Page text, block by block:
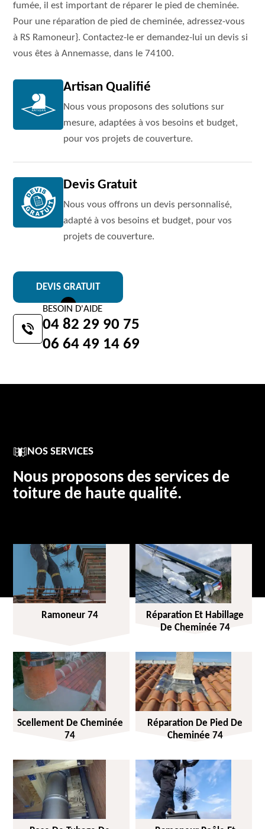
fumée, il est important de réparer le pied de cheminée.
Pour une réparation de pied de cheminée, adressez-vous
à RS Ramoneur}. Contactez-le er demandez-lui un devis si
vous êtes à Annemasse, dans le 74100.
Artisan Qualifié
Nous vous proposons des solutions sur
mesure, adaptées à vos besoins et budget,
pour vos projets de couverture.
Devis Gratuit
Nous vous offrons un devis personnalisé,
adapté à vos besoins et budget, pour vos
projets de couverture.
DEVIS GRATUIT
BESOIN D'AIDE
04 82 29 90 75
06 64 49 14 69
NOS SERVICES
Nous proposons des services de
toiture de haute qualité.
Ramoneur 74
Réparation Et Habillage
De Cheminée 74
Scellement De Cheminée
74
Réparation De Pied De
Cheminée 74